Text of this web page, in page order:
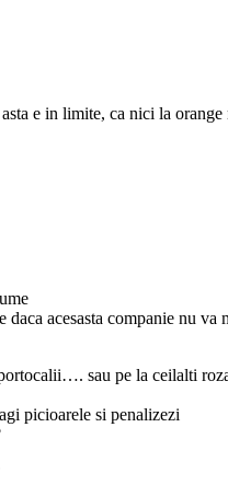
e in limite, ca nici la orange
daca acesasta companie nu va
sau pe la ceilalti
picioarele si penalizezi